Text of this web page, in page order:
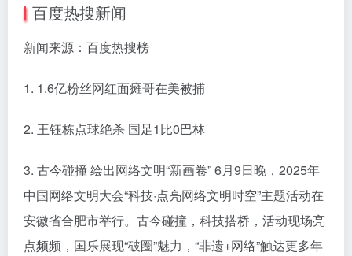
百度热搜新闻
新闻来源：百度热搜榜
1. 1.6亿粉丝网红面瘫哥在美被捕
2. 王钰栋点球绝杀 国足1比0巴林
3. 古今碰撞 绘出网络文明“新画卷” 6月9日晚，2025年
中国网络文明大会“科技·点亮网络文明时空”主题活动在
安徽省合肥市举行。古今碰撞，科技搭桥，活动现场亮
点频频，国乐展现“破圈”魅力，“非遗+网络”触达更多年